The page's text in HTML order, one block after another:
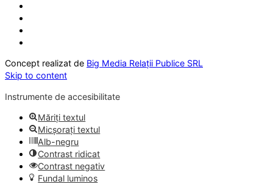
Concept realizat de Big Media Relații Publice SRL
Skip to content
Instrumente de accesibilitate
Măriți textul
Micșorați textul
Alb-negru
Contrast ridicat
Contrast negativ
Fundal luminos